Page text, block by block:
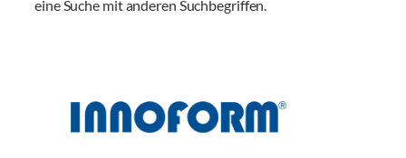
eine Suche mit anderen Suchbegriffen.